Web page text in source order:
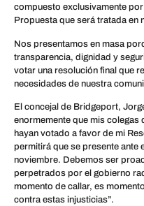
compuesto exclusivamente
Propuesta que será tratada en
Nos presentamos en masa
transparencia, dignidad y
votar una resolución final que
necesidades de nuestra
El concejal de Bridgeport,
enormemente que mis colegas
hayan votado a favor de mi
permitirá que se presente ante
noviembre. Debemos ser
perpetrados por el gobierno
momento de callar, es
contra estas injusticias”.